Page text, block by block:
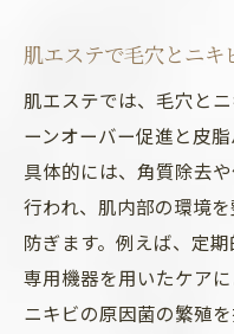
肌エステで毛穴とニキ
肌エステでは、毛穴と
ーンオーバー促進と皮
具体的には、角質除去
行われ、肌内部の環境
防ぎます。例えば、定
専用機器を用いたケア
ニキビの原因菌の繁殖